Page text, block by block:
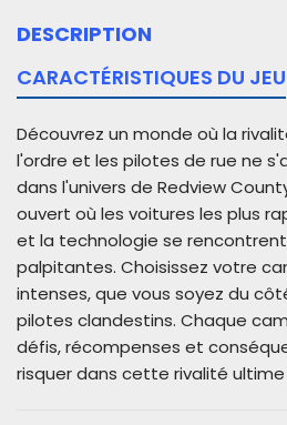
DESCRIPTION
CARACTÉRISTIQUES DU JEU
Découvrez un monde où la
l'ordre et les pilotes de rue ne
dans l'univers de Redview
ouvert où les voitures les plus
et la technologie se
palpitantes. Choisissez votre
intenses, que vous soyez du
pilotes clandestins. Chaque
défis, récompenses et
risquer dans cette rivalité ultime